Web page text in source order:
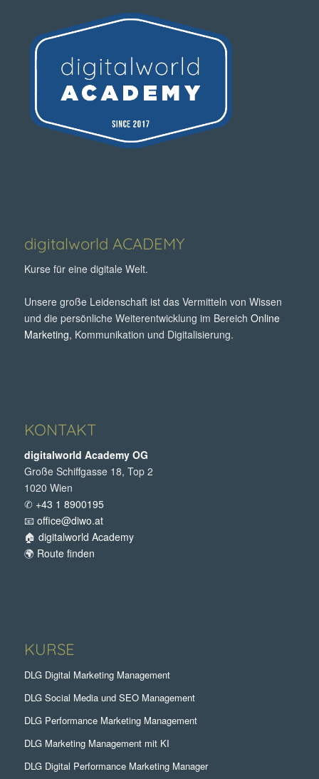
digitalworld ACADEMY
Kurse für eine digitale Welt.
Unsere große Leidenschaft ist das Vermitteln von Wissen
und die persönliche Weiterentwicklung im Bereich Online
Marketing, Kommunikation und Digitalisierung.
KONTAKT
digitalworld Academy OG
Große Schiffgasse 18, Top 2
1020 Wien
✆ +43 1 8900195
📧 office@diwo.at
🏠 digitalworld Academy
🌍 Route finden
KURSE
DLG Digital Marketing Management
DLG Social Media und SEO Management
DLG Performance Marketing Management
DLG Marketing Management mit KI
DLG Digital Performance Marketing Manager